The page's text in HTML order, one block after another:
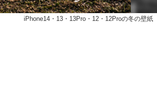
iPhone14・13・13Pro・12・12Proの冬の壁紙